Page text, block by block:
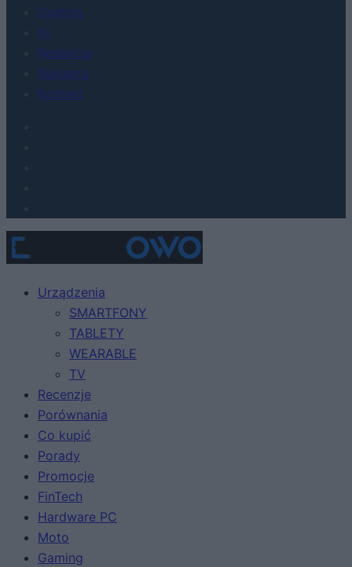
Gaming
AI
Redakcja
Reklama
Kontakt
Urządzenia
SMARTFONY
TABLETY
WEARABLE
TV
Recenzje
Porównania
Co kupić
Porady
Promocje
FinTech
Hardware PC
Moto
Gaming